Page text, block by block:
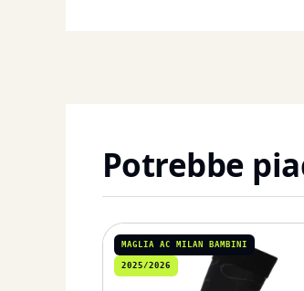
Potrebbe
MAGLIA AC MILAN BAMBINI
2025/2026